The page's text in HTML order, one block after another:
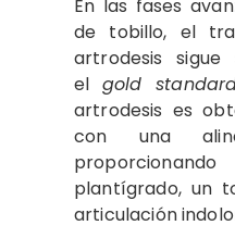
En las fases
de tobillo, el
artrodesis sigue
el gold
artrodesis es
con una
plantígrado, un
articulación